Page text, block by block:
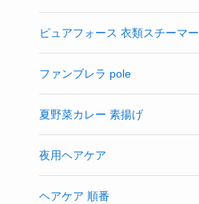
ピュアフォース 衣類スチーマー
ファンブレラ pole
夏野菜カレー 素揚げ
夜用ヘアケア
ヘアケア 順番